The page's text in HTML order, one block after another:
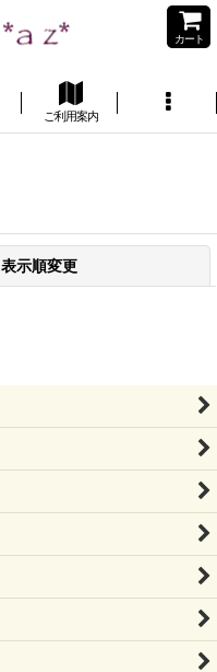
カート
ご利用案内
表示順変更